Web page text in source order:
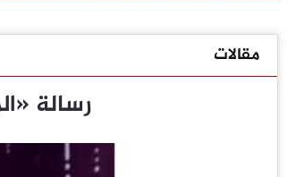
مقالات
رسالة